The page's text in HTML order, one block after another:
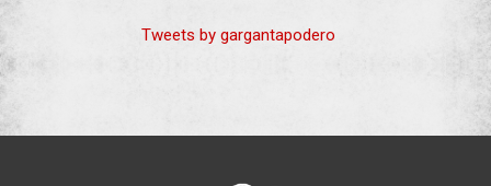
Tweets by gargantapodero